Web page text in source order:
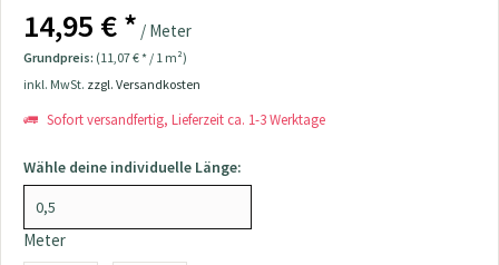
14,95 € * / Meter
Grundpreis: (11,07 € * / 1 m²)
inkl. MwSt. zzgl. Versandkosten
Sofort versandfertig, Lieferzeit ca. 1-3 Werktage
Wähle deine individuelle Länge:
Meter